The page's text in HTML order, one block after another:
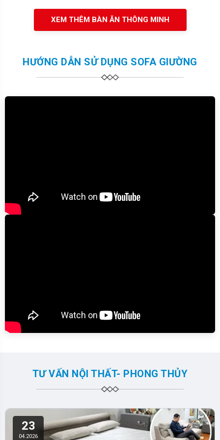
XEM THÊM BÀN ĂN THÔNG MINH
HƯỚNG DẪN SỬ DỤNG SOFA GIƯỜNG
TƯ VẤN NỘI THẤT- PHONG THỦY
23
04.2026